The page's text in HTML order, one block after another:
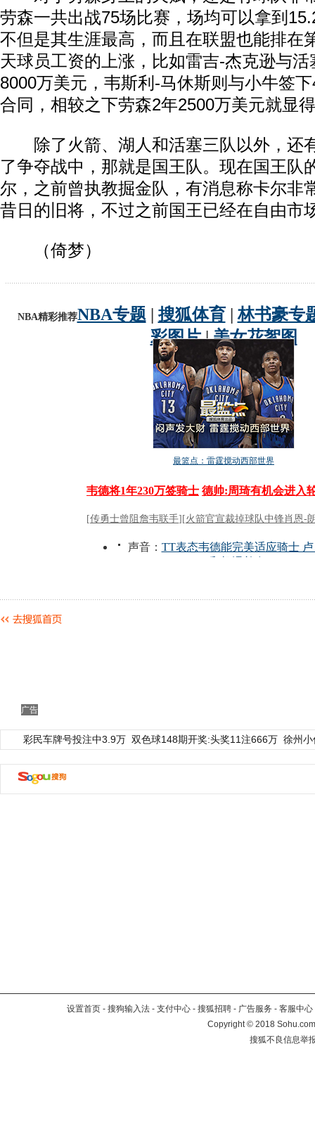
劳森一共出战75场比赛，场均可以拿到
不但是其生涯最高，而且在联盟也能排在
天球员工资的上涨，比如雷吉-杰克逊与
8000万美元，韦斯利-马休斯则与小牛签
合同，相较之下劳森2年2500万美元就显
除了火箭、湖人和活塞三队以外，还
了争夺战中，那就是国王队。现在国王队
尔，之前曾执教掘金队，有消息称卡尔非
昔日的旧将，不过之前国王已经在自由市
（倚梦）
广告
彩民车牌号投注中3.9万 双色球148期开奖:头奖11注666万 徐州
设置首页 - 搜狗输入法 - 支付中心 - 搜狐招聘 - 广告服务 - 客服中心
Copyright©2018
搜狐不良信息举